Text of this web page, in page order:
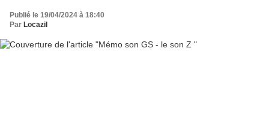
Publié le 19/04/2024 à 18:40
Par Locazil